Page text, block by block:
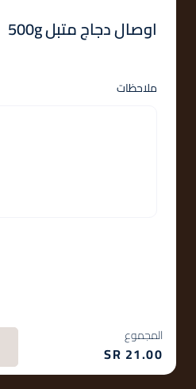
اوصال دجاج متبل 500g
ملاحظات
المجموع
21.00